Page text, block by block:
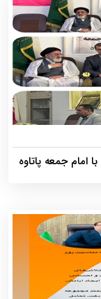
امام جمعه پاتاوه